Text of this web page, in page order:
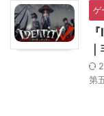
ゲ
第